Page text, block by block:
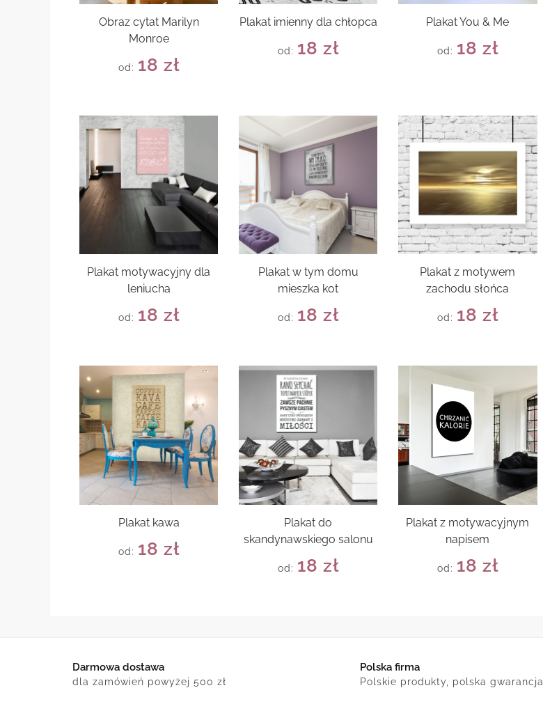
Obraz cytat Marilyn
Monroe
od: 18 zł
Plakat imienny dla chłopca
od: 18 zł
Plakat You & Me
od: 18 zł
Plakat motywacyjny dla
leniucha
od: 18 zł
Plakat w tym domu
mieszka kot
od: 18 zł
Plakat z motywem
zachodu słońca
od: 18 zł
Plakat kawa
od: 18 zł
Plakat do
skandynawskiego salonu
od: 18 zł
Plakat z motywacyjnym
napisem
od: 18 zł
Darmowa dostawa
dla zamówień powyżej 500 zł
Polska firma
Polskie produkty, polska gwarancja